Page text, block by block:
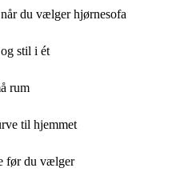
du vælger hjørnesofa
stil i ét
rum
til hjemmet
før du vælger